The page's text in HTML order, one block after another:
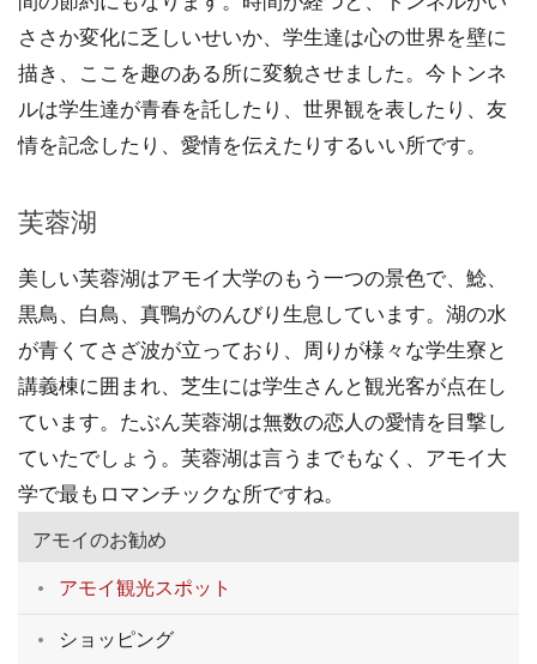
ささか変化に乏しいせいか、学生達は心の世界を壁に
描き、ここを趣のある所に変貌させました。今トンネ
ルは学生達が青春を託したり、世界観を表したり、友
情を記念したり、愛情を伝えたりするいい所です。
芙蓉湖
美しい芙蓉湖はアモイ大学のもう一つの景色で、鯰、
黒鳥、白鳥、真鴨がのんびり生息しています。湖の水
が青くてさざ波が立っており、周りが様々な学生寮と
講義棟に囲まれ、芝生には学生さんと観光客が点在し
ています。たぶん芙蓉湖は無数の恋人の愛情を目撃し
ていたでしょう。芙蓉湖は言うまでもなく、アモイ大
学で最もロマンチックな所ですね。
アモイのお勧め
アモイ観光スポット
ショッピング